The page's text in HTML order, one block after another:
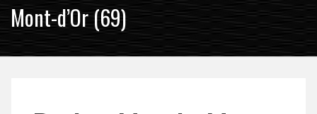
Mont-d’Or (69)